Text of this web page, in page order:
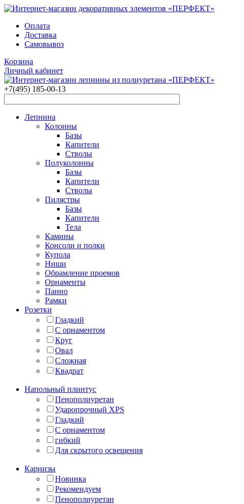
Оплата
Доставка
Самовывоз
Корзина
Личный кабинет
+7(495) 185-00-13
Лепнина
Колонны
Базы
Капители
Стволы
Полуколонны
Базы
Капители
Стволы
Пилястры
Базы
Капители
Тела
Камины
Консоли и полки
Купола
Ниши
Обрамление проемов
Орнаменты
Панно
Рамки
Розетки
Гладкий
С орнаментом
Круг
Овал
Сложная
Квадрат
Напольный плинтус
Пенополиуретан
Ударопрочный XPS
Гладкий
С орнаментом
гибкий
Для скрытого освещения
Карнизы
Новинка
Рекомендуем
Пенополиуретан